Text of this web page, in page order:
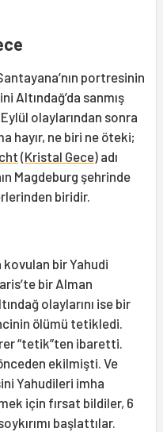
portresinin
Altındağ’da sanmış
olaylarından sonra
hayır, ne biri ne öteki;
(Kristal Gece) adı
Magdeburg şehrinde
biridir.
kovulan bir Yahudi
bir Alman
olaylarını ise bir
ölümü tetikledi.
“tetik”ten ibaretti.
ekilmişti. Ve
Yahudileri imha
için fırsat bildiler, 6
başlattılar.